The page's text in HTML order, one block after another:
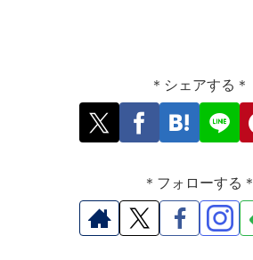
＊シェアする＊
＊フォローする＊